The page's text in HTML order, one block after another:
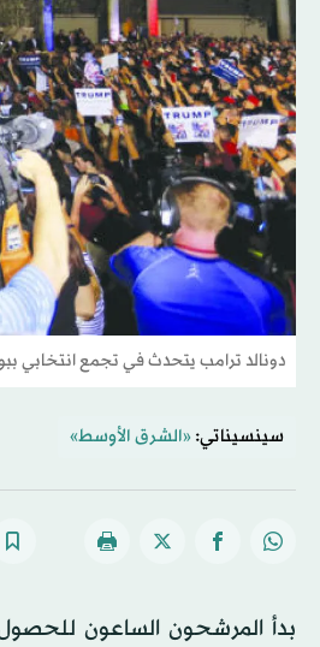
دونالد ترامب يتحدث في تجمع انتخابي
سينسيناتي: «الشرق الأوسط»
بدأ المرشحون الساعون